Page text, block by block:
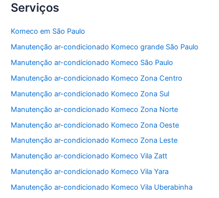
c
e
b
o
o
k
itt
er s
A
p
p
Serviços
Komeco em São Paulo
Manutenção ar-condicionado Komeco grande São Paulo
Manutenção ar-condicionado Komeco São Paulo
Manutenção ar-condicionado Komeco Zona Centro
Manutenção ar-condicionado Komeco Zona Sul
Manutenção ar-condicionado Komeco Zona Norte
Manutenção ar-condicionado Komeco Zona Oeste
Manutenção ar-condicionado Komeco Zona Leste
Manutenção ar-condicionado Komeco Vila Zatt
Manutenção ar-condicionado Komeco Vila Yara
Manutenção ar-condicionado Komeco Vila Uberabinha